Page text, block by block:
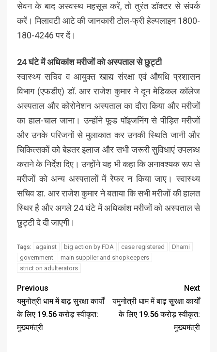
सेवन के बाद अस्वस्थ महसूस करें, तो तुरंत डॉक्टर से संपर्क
करें। मिलावटी आटे की जानकारी टोल-फ्री हेल्पलाइन 1800-
180-4246 पर दें।
24 घंटे में अधिकांश मरीजों को अस्पताल से छुट्टी
स्वास्थ्य सचिव व आयुक्त खाद्य संरक्षा एवं औषधि प्रशासन
विभाग (एफडीए) डॉ. आर राजेश कुमार ने दून मेडिकल कॉलेज
अस्पताल और कोरोनेशन अस्पताल का दौरा किया और मरीजों
का हाल-चाल जाना। उन्होंने फूड पॉइजनिंग से पीड़ित मरीजों
और उनके परिजनों से मुलाकात कर उनकी स्थिति जानी और
चिकित्सकों को बेहतर इलाज और सभी जरूरी सुविधाएं उपलब्ध
कराने के निर्देश दिए। उन्होंने यह भी कहा कि अनावश्यक रूप से
मरीजों को अन्य अस्पतालों में रेफर न किया जाए। स्वास्थ्य
सचिव डा. आर राजेश कुमार ने बताया कि सभी मरीजों की हालत
स्थिर है और अगले 24 घंटे में अधिकांश मरीजों को अस्पताल से
छुट्टी दे दी जाएगी।
Tags: against big action by FDA case registered
Dhami
government
main supplier and shopkeepers
strict on adulterators
Previous
यमुनोत्री धाम में बाढ़ सुरक्षा कार्यों
के लिए ₹19.56 करोड़ स्वीकृत:
मुख्यमंत्री
Next
यमुनोत्री धाम में बाढ़ सुरक्षा कार्यों
के लिए ₹19.56 करोड़ स्वीकृत:
मुख्यमंत्री